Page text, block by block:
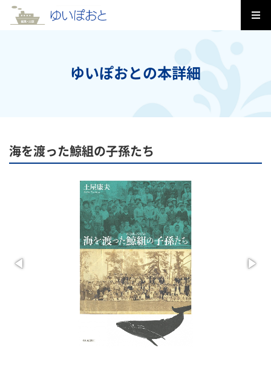
ゆいぽおとの本詳細
海を渡った鯨組の子孫たち